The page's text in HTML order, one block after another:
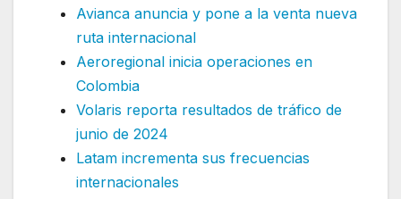
Avianca anuncia y pone a la venta nueva
ruta internacional
Aeroregional inicia operaciones en
Colombia
Volaris reporta resultados de tráfico de
junio de 2024
Latam incrementa sus frecuencias
internacionales